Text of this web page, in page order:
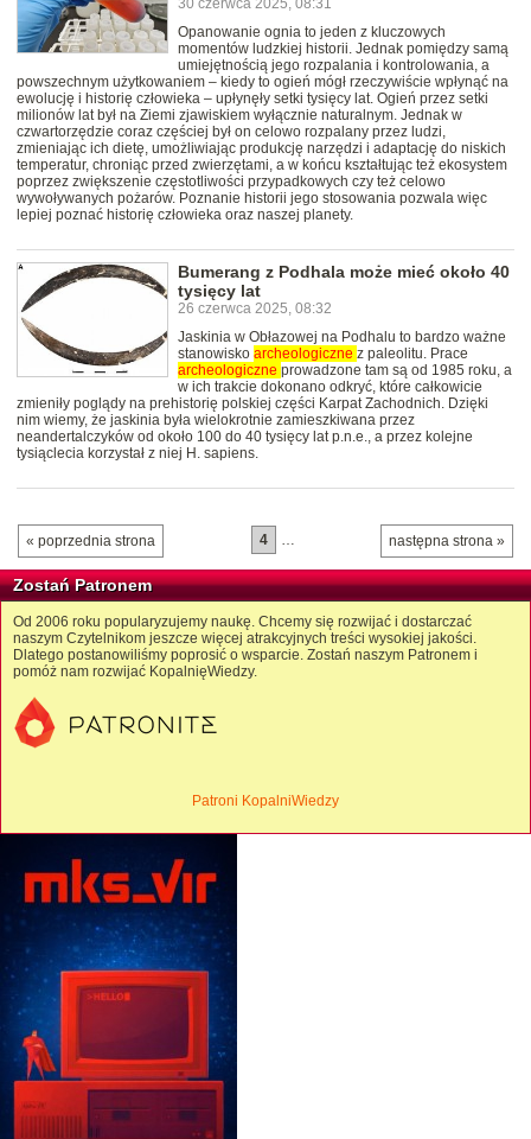
30 czerwca 2025, 08:31
Opanowanie ognia to jeden z kluczowych
momentów ludzkiej historii. Jednak pomiędzy samą
umiejętnością jego rozpalania i kontrolowania, a
powszechnym użytkowaniem – kiedy to ogień mógł rzeczywiście wpłynąć na
ewolucję i historię człowieka – upłynęły setki tysięcy lat. Ogień przez setki
milionów lat był na Ziemi zjawiskiem wyłącznie naturalnym. Jednak w
czwartorzędzie coraz częściej był on celowo rozpalany przez ludzi,
zmieniając ich dietę, umożliwiając produkcję narzędzi i adaptację do niskich
temperatur, chroniąc przed zwierzętami, a w końcu kształtując też ekosystem
poprzez zwiększenie częstotliwości przypadkowych czy też celowo
wywoływanych pożarów. Poznanie historii jego stosowania pozwala więc
lepiej poznać historię człowieka oraz naszej planety.
Bumerang z Podhala może mieć około 40
tysięcy lat
26 czerwca 2025, 08:32
Jaskinia w Obłazowej na Podhalu to bardzo ważne
stanowisko archeologiczne z paleolitu. Prace
archeologiczne prowadzone tam są od 1985 roku, a
w ich trakcie dokonano odkryć, które całkowicie
zmieniły poglądy na prehistorię polskiej części Karpat Zachodnich. Dzięki
nim wiemy, że jaskinia była wielokrotnie zamieszkiwana przez
neandertalczyków od około 100 do 40 tysięcy lat p.n.e., a przez kolejne
tysiąclecia korzystał z niej H. sapiens.
« poprzednia strona następna strona »
4 …
Zostań Patronem
Od 2006 roku popularyzujemy naukę. Chcemy się rozwijać i dostarczać
naszym Czytelnikom jeszcze więcej atrakcyjnych treści wysokiej jakości.
Dlatego postanowiliśmy poprosić o wsparcie. Zostań naszym Patronem i
pomóż nam rozwijać KopalnięWiedzy.
Patroni KopalniWiedzy